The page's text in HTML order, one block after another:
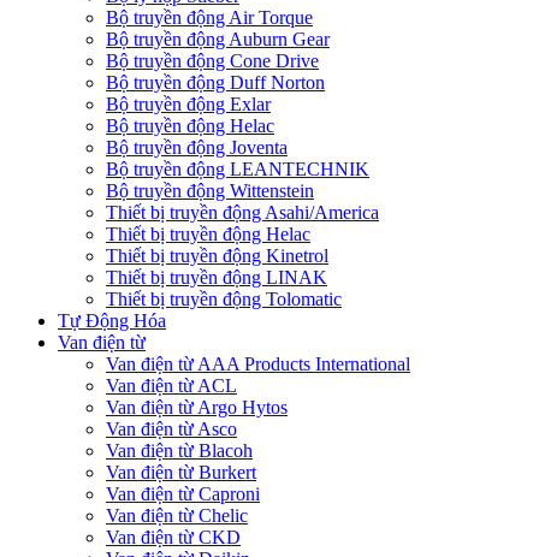
Bộ truyền động Air Torque
Bộ truyền động Auburn Gear
Bộ truyền động Cone Drive
Bộ truyền động Duff Norton
Bộ truyền động Exlar
Bộ truyền động Helac
Bộ truyền động Joventa
Bộ truyền động LEANTECHNIK
Bộ truyền động Wittenstein
Thiết bị truyền động Asahi/America
Thiết bị truyền động Helac
Thiết bị truyền động Kinetrol
Thiết bị truyền động LINAK
Thiết bị truyền động Tolomatic
Tự Động Hóa
Van điện từ
Van điện từ AAA Products International
Van điện từ ACL
Van điện từ Argo Hytos
Van điện từ Asco
Van điện từ Blacoh
Van điện từ Burkert
Van điện từ Caproni
Van điện từ Chelic
Van điện từ CKD